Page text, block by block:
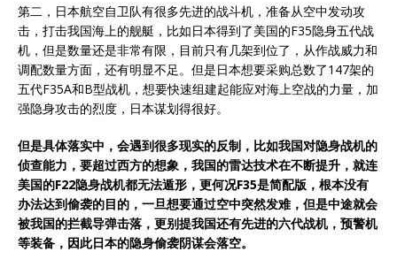
第二，日本航空自卫队有很多先进的战斗机，准备从空中发动攻
击，打击我国海上的舰艇，比如日本得到了美国的F35隐身五代战
机，但是数量还是非常有限，目前只有几架到位了，从作战威力和
调配数量方面，还有明显不足。但是日本想要采购总数了147架的
五代F35A和B型战机，想要快速组建起能应对海上空战的力量，加
强隐身攻击的烈度，日本谋划得很好。
但是具体落实中，会遇到很多现实的反制，比如我国对隐身战机的
侦查能力，要超过西方的想象，我国的雷达技术在不断提升，就连
美国的F22隐身战机都无法遁形，更何况F35是简配版，根本没有
办法达到偷袭的目的，一旦想要通过空中突然发难，但是中途就会
被我国的拦截导弹击落，更别提我国还有先进的六代战机，预警机
等装备，因此日本的隐身偷袭阴谋会落空。